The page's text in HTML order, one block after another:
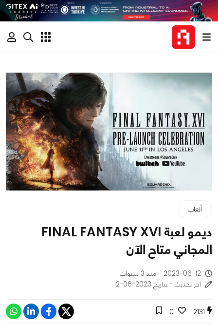
ألعاب
ديمو لعبة FINAL FANTASY XVI
المجاني متاح الآن
2023-06-12 - منذ 3 سنوات
اخر تحديث - بتاريخ 2023-06-12
2131
0